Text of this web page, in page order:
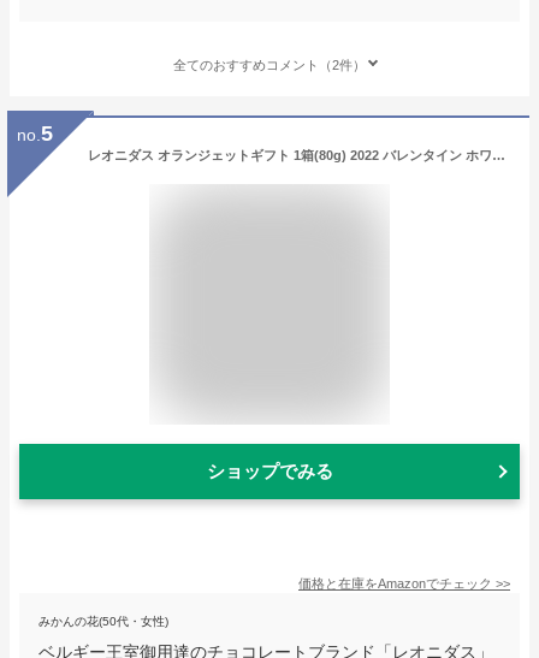
全てのおすすめコメント（2件）
no. 5
レオニダス オランジェットギフト 1箱(80g) 2022 バレンタイン ホワイトデー お返し ギフト チョコレート チョコ お菓子
ショップでみる
価格と在庫をAmazonでチェック >>
みかんの花(50代・女性)
ベルギー王室御用達のチョコレートブランド「レオニダス」